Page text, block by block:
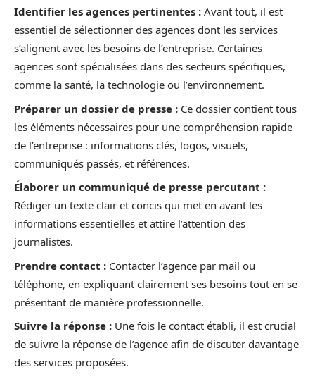
Identifier les agences pertinentes : Avant tout, il est
essentiel de sélectionner des agences dont les services
s’alignent avec les besoins de l’entreprise. Certaines
agences sont spécialisées dans des secteurs spécifiques,
comme la santé, la technologie ou l’environnement.
Préparer un dossier de presse : Ce dossier contient tous
les éléments nécessaires pour une compréhension rapide
de l’entreprise : informations clés, logos, visuels,
communiqués passés, et références.
Élaborer un communiqué de presse percutant :
Rédiger un texte clair et concis qui met en avant les
informations essentielles et attire l’attention des
journalistes.
Prendre contact : Contacter l’agence par mail ou
téléphone, en expliquant clairement ses besoins tout en se
présentant de manière professionnelle.
Suivre la réponse : Une fois le contact établi, il est crucial
de suivre la réponse de l’agence afin de discuter davantage
des services proposées.